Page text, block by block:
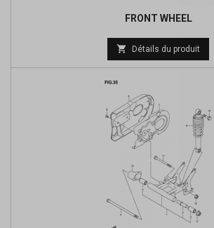
FRONT WHEEL
Prix
de
 Détails du produit